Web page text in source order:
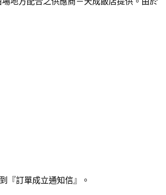
『訂單成立通知信』。